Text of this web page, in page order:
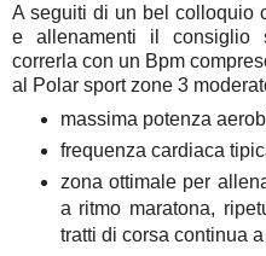
A seguiti di un bel colloquio
e allenamenti il consiglio
correrla con un Bpm
al Polar sport zone 3
massima potenza
frequenza cardiaca
zona ottimale per
a ritmo maratona,
tratti di corsa continua